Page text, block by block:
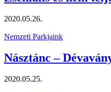
2020.05.26.
Nemzeti Parkjaink
Násztánc –
2020.05.25.